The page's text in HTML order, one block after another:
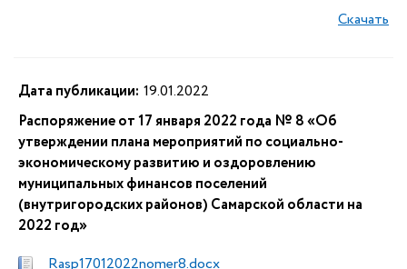
Скачать
Дата публикации: 19.01.2022
Распоряжение от 17 января 2022 года № 8 «Об
утверждении плана мероприятий по социально-
экономическому развитию и оздоровлению
муниципальных финансов поселений
(внутригородских районов) Самарской области на
2022 год»
Rasp17012022nomer8.docx